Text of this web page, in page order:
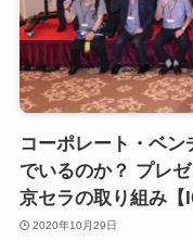
コーポレート・ベ
でいるのか？ プレ
京セラの取り組み【
2020年10月29日